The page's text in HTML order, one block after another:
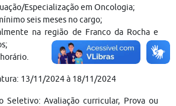
Especialização em Oncologia;
seis meses no cargo;
na região de Franco da Rocha e
13/11/2024 à 18/11/2024
Seletivo: Avaliação curricular, Prova ou